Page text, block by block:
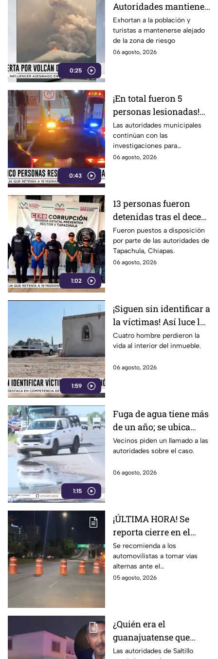
0:25
Autoridades mantienen
monitoreo ante la
actividad volcánica
Exhortan a la población y
turistas a mantenerse alejado
de la zona de riesgo
06 agosto, 2026
0:43
¡En total fueron 5
personas lesionadas!
Esto sabemos sobre el
estado de salud de los
afectados en la
Estación Delta en León
Las autoridades municipales
continúan con las
investigaciones para
esclarecer el hecho.
06 agosto, 2026
1:02
13 personas fueron
detenidas tras el deceso
de un menor; esto
sabemos
Fueron puestos a disposición
por parte de las autoridades de
Tapachula, Chiapas.
06 agosto, 2026
1:59
¡Siguen sin identificar a
la víctimas! Así luce la
zona tras una fuerte
3xplosión una pensión
Cuatro hombre perdieron la
vida al interior del inmueble.
06 agosto, 2026
1:15
Fuga de agua tiene más
de un año; se ubica
rumbo a la salida a
Cuerámaro
Vecinos piden un llamado a las
autoridades sobre el caso.
06 agosto, 2026
¡ÚLTIMA HORA! Se
reporta cierre en el
Distribuidor Juan
Pablo II en León; esto
sabemos
Se recomienda a los
automovilistas a tomar vías
alternas ante el
congestionamiento que se
05 agosto, 2026
¿Quién era el
guanajuatense que
perdió la vid4 tras una
Las autoridades de Saltillo